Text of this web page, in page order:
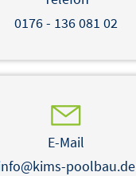
0176 - 136 081 02
E-Mail
poolbau.de